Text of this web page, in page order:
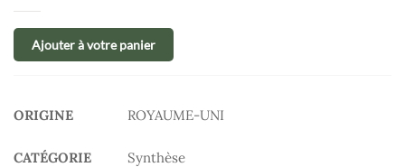
Ajouter à votre panier
ORIGINE ROYAUME-UNI
CATÉGORIE Synthèse